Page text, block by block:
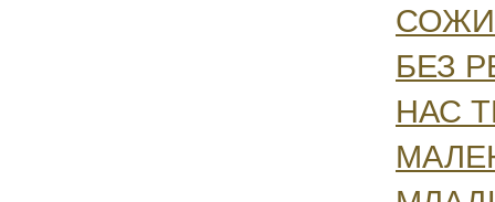
БЕЗ
НАС